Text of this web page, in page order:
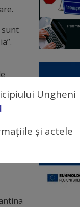
sunt
Ungheni
și actele